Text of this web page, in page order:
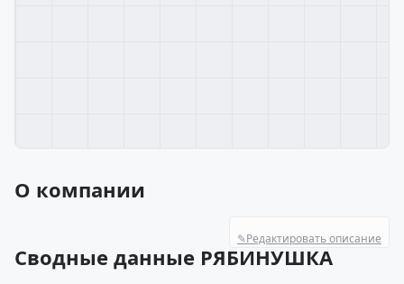
О компании
✎Редактировать описание
Сводные данные РЯБИНУШКА